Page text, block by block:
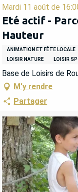
Mardi 11 août de
Eté actif -
Hauteur
ANIMATION ET FÊTE LOCALE
LOISIR NATURE
LOISIR
Base de Loisirs de
M'y rendre
Partager